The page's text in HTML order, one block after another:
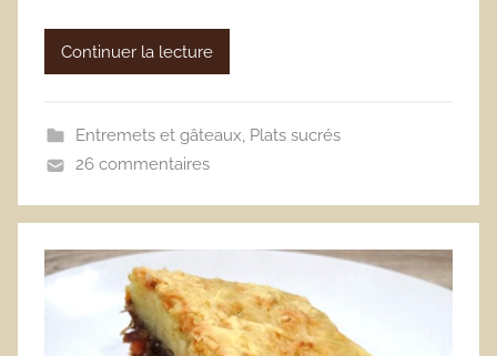
Continuer la lecture
Entremets et gâteaux, Plats sucrés
26 commentaires